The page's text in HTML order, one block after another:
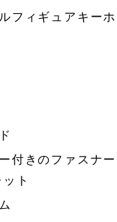
フィギュアキーホ
付きのファスナー
ト